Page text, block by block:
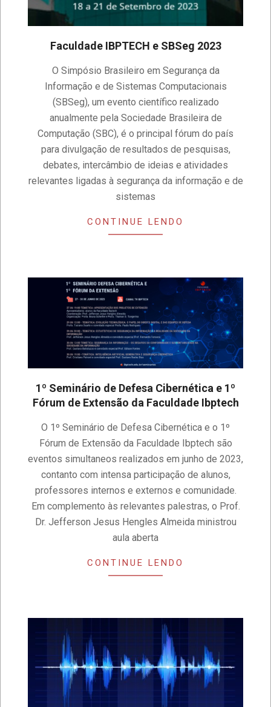
Faculdade IBPTECH e SBSeg 2023
O Simpósio Brasileiro em Segurança da
Informação e de Sistemas Computacionais
(SBSeg), um evento científico realizado
anualmente pela Sociedade Brasileira de
Computação (SBC), é o principal fórum do país
para divulgação de resultados de pesquisas,
debates, intercâmbio de ideias e atividades
relevantes ligadas à segurança da informação e de
sistemas
CONTINUE LENDO
1º Seminário de Defesa Cibernética e 1º
Fórum de Extensão da Faculdade Ibptech
O 1º Seminário de Defesa Cibernética e o 1º
Fórum de Extensão da Faculdade Ibptech são
eventos simultaneos realizados em junho de 2023,
contanto com intensa participação de alunos,
professores internos e externos e comunidade.
Em complemento às relevantes palestras, o Prof.
Dr. Jefferson Jesus Hengles Almeida ministrou
aula aberta
CONTINUE LENDO